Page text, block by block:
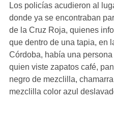
Los policías acudieron al
donde ya se encontraban
de la Cruz Roja, quienes
que dentro de una tapia, en
Córdoba, había una
quien viste zapatos café,
negro de mezclilla,
mezclilla color azul